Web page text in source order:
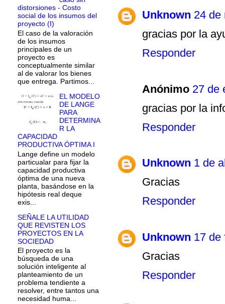
Unknown 24 de
gracias por la
Responder
Anónimo 27 de
gracias por la
Responder
Unknown 1 de
Gracias
Responder
Unknown 17 de
Gracias
Responder
distorsiones - Costo
social de los insumos del
proyecto (I)
El caso de la valoración
de los insumos
principales de un
proyecto es
conceptualmente similar
al de valorar los bienes
que entrega. Partimos...
EL MODELO
DE LANGE
PARA
DETERMINA
R LA
CAPACIDAD
PRODUCTIVA ÓPTIMA I
Lange define un modelo
particualar para fijar la
capacidad productiva
óptima de una nueva
planta, basándose en la
hipótesis real deque
exis...
SEÑALE LA UTILIDAD
QUE REVISTEN LOS
PROYECTOS EN LA
SOCIEDAD
El proyecto es la
búsqueda de una
solución inteligente al
planteamiento de un
problema tendiente a
resolver, entre tantos una
necesidad huma...